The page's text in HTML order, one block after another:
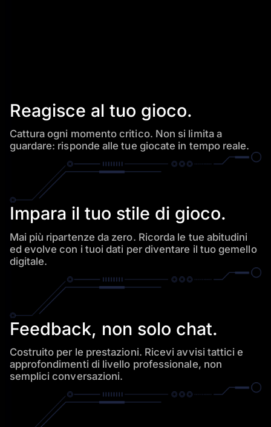
Reagisce al tuo gioco.
Cattura ogni momento critico. Non si limita a
guardare: risponde alletue giocate in tempo reale.
Impara il tuo stile di gioco.
Mai più ripartenze da zero. Ricorda le tue abitudini
ed evolve con i tuoidati per diventare il tuo gemello
digitale.
Feedback, non solo chat.
Costruito per le prestazioni. Ricevi avvisi tattici e
approfondimenti di livello professionale, non
semplici conversazioni.